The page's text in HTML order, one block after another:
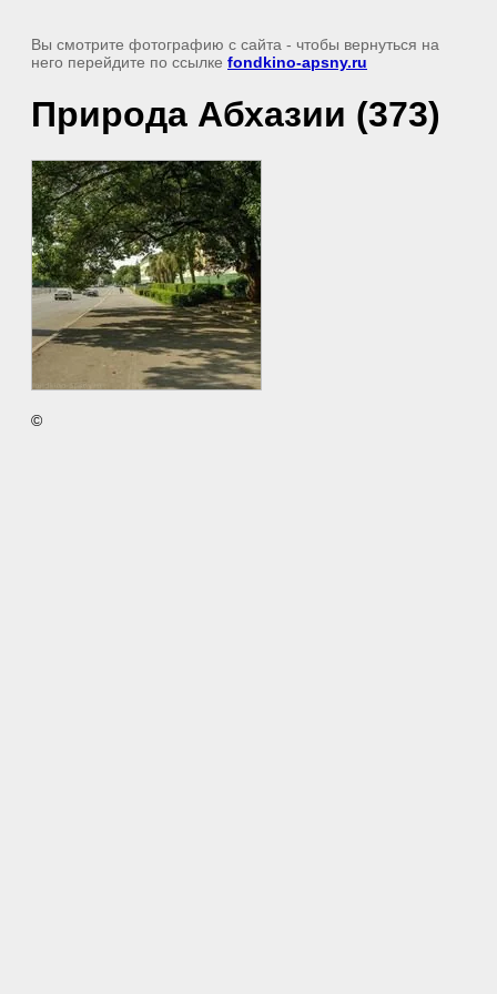
Вы смотрите фотографию с сайта - чтобы вернуться на
него перейдите по ссылке fondkino-apsny.ru
Природа Абхазии (373)
©